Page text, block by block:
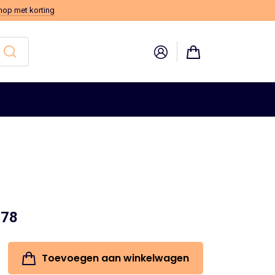
met korting
prijs
is:
Toevoegen aan winkelwagen